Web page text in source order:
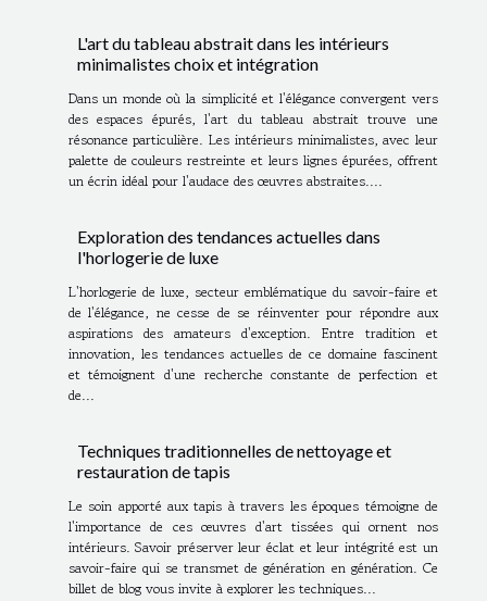
L'art du tableau abstrait dans les intérieurs
minimalistes choix et intégration
Dans un monde où la simplicité et l'élégance convergent vers
des espaces épurés, l'art du tableau abstrait trouve une
résonance particulière. Les intérieurs minimalistes, avec leur
palette de couleurs restreinte et leurs lignes épurées, offrent
un écrin idéal pour l'audace des œuvres abstraites....
Exploration des tendances actuelles dans
l'horlogerie de luxe
L'horlogerie de luxe, secteur emblématique du savoir-faire et
de l'élégance, ne cesse de se réinventer pour répondre aux
aspirations des amateurs d'exception. Entre tradition et
innovation, les tendances actuelles de ce domaine fascinent
et témoignent d'une recherche constante de perfection et
de...
Techniques traditionnelles de nettoyage et
restauration de tapis
Le soin apporté aux tapis à travers les époques témoigne de
l'importance de ces œuvres d'art tissées qui ornent nos
intérieurs. Savoir préserver leur éclat et leur intégrité est un
savoir-faire qui se transmet de génération en génération. Ce
billet de blog vous invite à explorer les techniques...